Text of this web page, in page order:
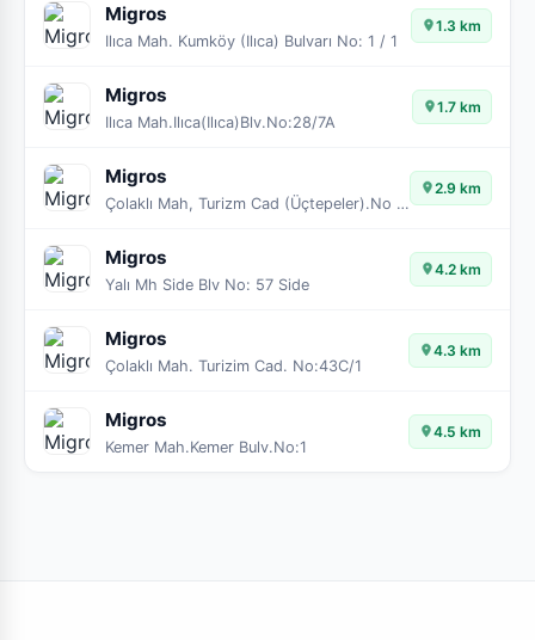
Migros
Ilıca Mah. Kumköy (Ilıca) Bulvarı No: 1 / 1
1.3 km
Migros
Ilıca Mah.Ilıca(Ilıca)Blv.No:28/7A
1.7 km
Migros
Çolaklı Mah, Turizm Cad (Üçtepeler).No 11/Z01
2.9 km
Migros
Yalı Mh Side Blv No: 57 Side
4.2 km
Migros
Çolaklı Mah. Turizim Cad. No:43C/1
4.3 km
Migros
Kemer Mah.Kemer Bulv.No:1
4.5 km